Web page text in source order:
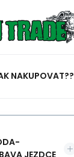
NAKUPOVAT??
JEZDCE